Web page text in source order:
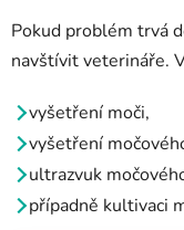
Pokud problém trvá
navštívit veterináře.
vyšetření moči,
vyšetření
ultrazvuk
případně kultivaci